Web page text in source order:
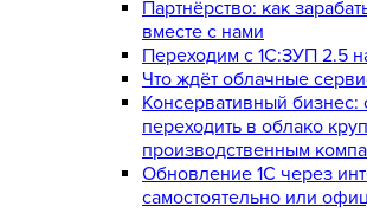
Партнёрство: как
вместе с нами
Переходим с 1С:ЗУП 2.5
Что ждёт облачные
Консервативный бизнес:
переходить в облако
производственным
Обновление 1С через
самостоятельно или